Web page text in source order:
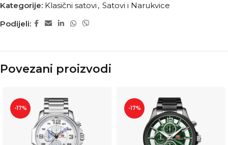
Kategorije: Klasični satovi , Satovi i Narukvice
Podijeli:
Povezani proizvodi
-17% -17%